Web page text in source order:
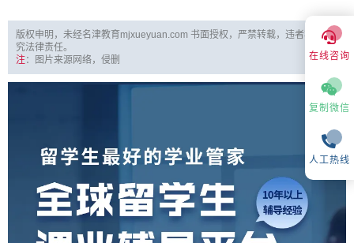
版权申明，未经名津教育mjxueyuan.com 书面授权，严禁转载，违者将被追
究法律责任。
注：图片来源网络，侵删 在线咨询
复制微信
人工热线